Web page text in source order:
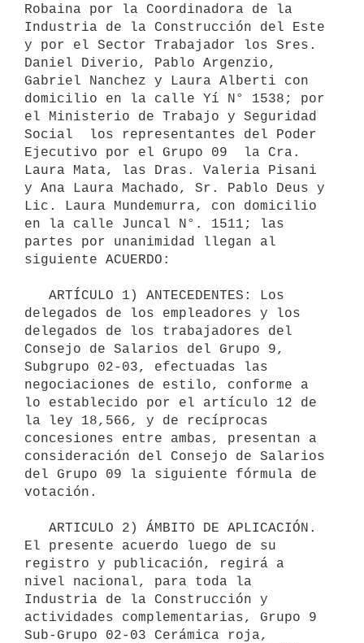
Robaina por la Coordinadora de la
Industria de la Construcción del Este
y por el Sector Trabajador los Sres.
Daniel Diverio, Pablo Argenzio,
Gabriel Nanchez y Laura Alberti con
domicilio en la calle Yí N° 1538; por
el Ministerio de Trabajo y Seguridad
Social  los representantes del Poder
Ejecutivo por el Grupo 09  la Cra.
Laura Mata, las Dras. Valeria Pisani
y Ana Laura Machado, Sr. Pablo Deus y
Lic. Laura Mundemurra, con domicilio
en la calle Juncal N°. 1511; las
partes por unanimidad llegan al
siguiente ACUERDO:
delegados de los empleadores y los
delegados de los trabajadores del
Consejo de Salarios del Grupo 9,
Subgrupo 02-03, efectuadas las
negociaciones de estilo, conforme a
lo establecido por el artículo 12 de
la ley 18,566, y de recíprocas
concesiones entre ambas, presentan a
consideración del Consejo de Salarios
del Grupo 09 la siguiente fórmula de
votación.
El presente acuerdo luego de su
registro y publicación, regirá a
nivel nacional, para toda la
Industria de la Construcción y
actividades complementarias, Grupo 9
Sub-Grupo 02-03 Cerámica roja,